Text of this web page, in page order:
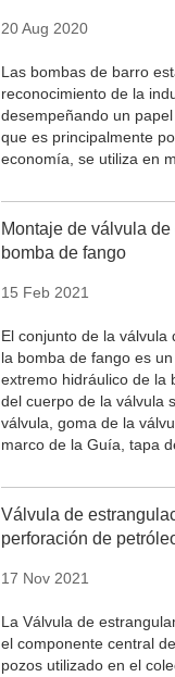
20 Aug 2020
Las bombas de barro
reconocimiento de la
desempeñando un
que es principalmente
economía, se utiliza en
Montaje de válvula
bomba de fango
15 Feb 2021
El conjunto de la válvula
la bomba de fango es
extremo hidráulico de la
del cuerpo de la válvula
válvula, goma de la
marco de la Guía, tapa
Válvula de
perforación de
17 Nov 2021
La Válvula de
el componente central
pozos utilizado en el